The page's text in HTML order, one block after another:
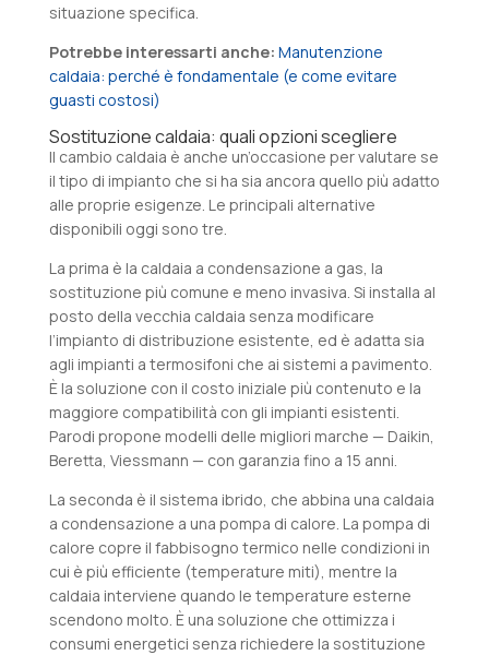
situazione specifica.
Potrebbe interessarti anche: Manutenzione
caldaia: perché è fondamentale (e come evitare
guasti costosi)
Sostituzione caldaia: quali opzioni scegliere
Il cambio caldaia è anche un’occasione per valutare se
il tipo di impianto che si ha sia ancora quello più adatto
alle proprie esigenze. Le principali alternative
disponibili oggi sono tre.
La prima è la caldaia a condensazione a gas, la
sostituzione più comune e meno invasiva. Si installa al
posto della vecchia caldaia senza modificare
l’impianto di distribuzione esistente, ed è adatta sia
agli impianti a termosifoni che ai sistemi a pavimento.
È la soluzione con il costo iniziale più contenuto e la
maggiore compatibilità con gli impianti esistenti.
Parodi propone modelli delle migliori marche — Daikin,
Beretta, Viessmann — con garanzia fino a 15 anni.
La seconda è il sistema ibrido, che abbina una caldaia
a condensazione a una pompa di calore. La pompa di
calore copre il fabbisogno termico nelle condizioni in
cui è più efficiente (temperature miti), mentre la
caldaia interviene quando le temperature esterne
scendono molto. È una soluzione che ottimizza i
consumi energetici senza richiedere la sostituzione